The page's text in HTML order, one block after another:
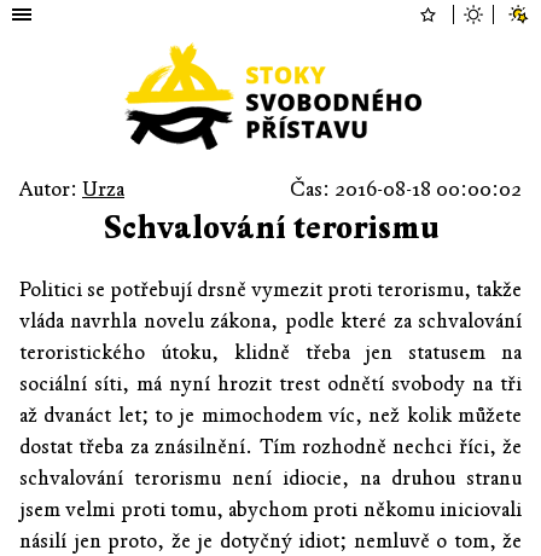
Autor: Urza Čas: 2016-08-18 00:00:02
Schvalování terorismu
Politici se potřebují drsně vymezit proti terorismu, takže
vláda navrhla novelu zákona, podle které za schvalování
teroristického útoku, klidně třeba jen statusem na
sociální síti, má nyní hrozit trest odnětí svobody na tři
až dvanáct let; to je mimochodem víc, než kolik můžete
dostat třeba za znásilnění. Tím rozhodně nechci říci, že
schvalování terorismu není idiocie, na druhou stranu
jsem velmi proti tomu, abychom proti někomu iniciovali
násilí jen proto, že je dotyčný idiot; nemluvě o tom, že